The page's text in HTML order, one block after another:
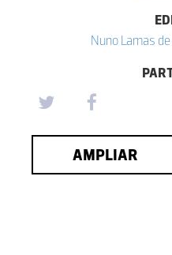
Nuno Lamas
AMPLIAR